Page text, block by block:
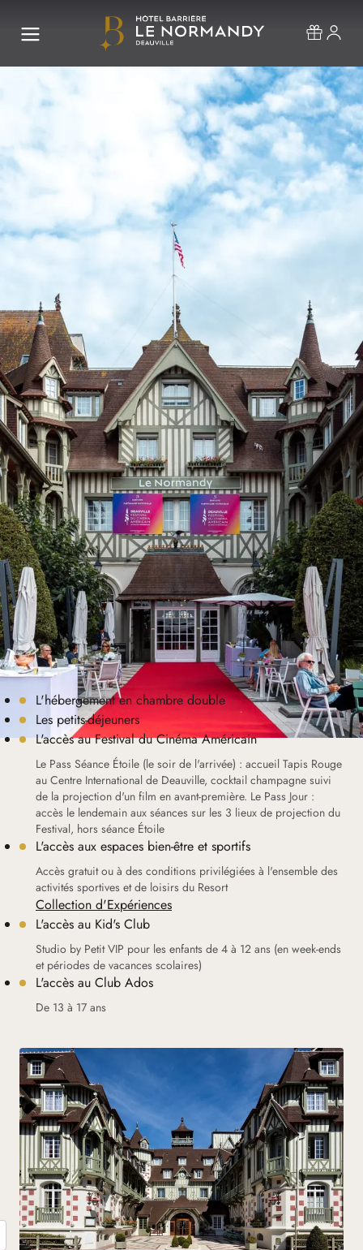
ESCAPADE FESTIVAL
Culture
À l’occasion du Festival du Cinéma Américain,
vivez un séjour d’exception, entre les 4 et 12
septembre 2026, au Normandy ou au Royal
Deauville avec l’offre Escapade Festival.
Cette offre comprend
L'hébergement en chambre double
Les petits-déjeuners
L'accès au Festival du Cinéma Américain
Le Pass Séance Étoile (le soir de l'arrivée) : accueil Tapis Rouge
au Centre International de Deauville, cocktail champagne suivi
de la projection d'un film en avant-première. Le Pass Jour :
accès le lendemain aux séances sur les 3 lieux de projection du
Festival, hors séance Étoile
L'accès aux espaces bien-être et sportifs
Accès gratuit ou à des conditions privilégiées à l'ensemble des
activités sportives et de loisirs du Resort
Collection d'Expériences
L'accès au Kid's Club
Studio by Petit VIP pour les enfants de 4 à 12 ans (en week-ends
et périodes de vacances scolaires)
L'accès au Club Ados
De 13 à 17 ans